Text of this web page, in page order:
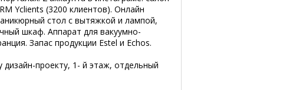
Yclients (3200 клиентов). Онлайн
стол с вытяжкой и лампой,
шкаф. Аппарат для вакуумно-
Запас продукции Estel и Echos.
проекту, 1- й этаж, отдельный